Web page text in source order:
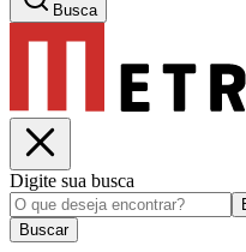
Busca
Digite sua busca
Buscar